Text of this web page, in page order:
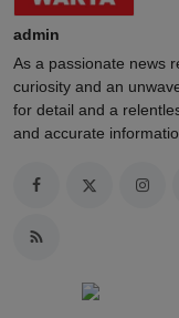
admin
As a passionate news
curiosity and an
for detail and a
and accurate